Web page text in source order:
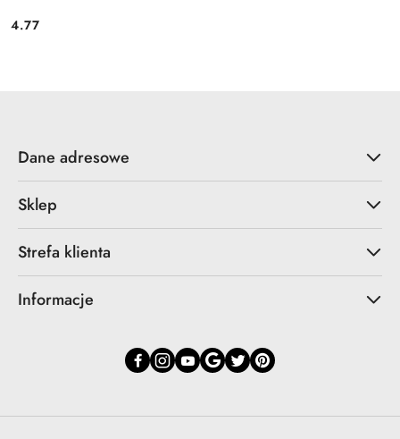
Cena:
4.77
Dane adresowe
Sklep
Strefa klienta
Informacje